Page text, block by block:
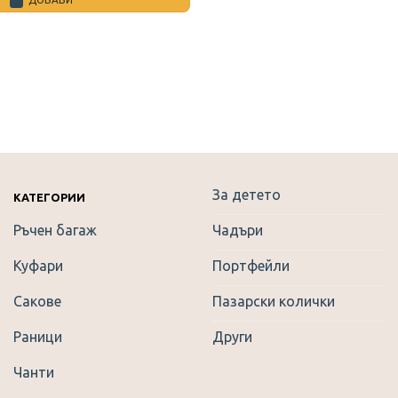
КАТЕГОРИИ
Ръчен багаж
Куфари
Сакове
Раници
Чанти
За детето
Чадъри
Портфейли
Пазарски колички
Други